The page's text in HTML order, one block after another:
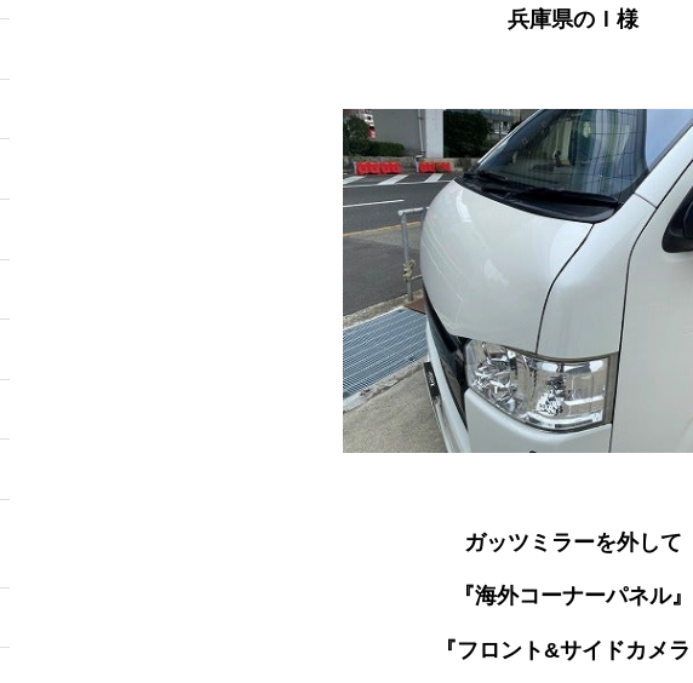
兵庫県のＩ様
ガッツミラーを外して
『海外コーナーパネル』
『フロント&サイドカメ